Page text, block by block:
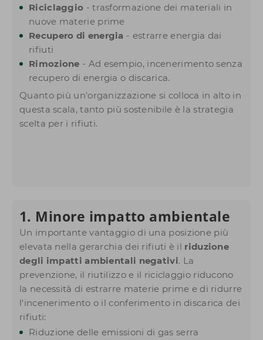
Riciclaggio - trasformazione dei materiali in
nuove materie prime
Recupero di energia - estrarre energia dai
rifiuti
Rimozione - Ad esempio, incenerimento senza
recupero di energia o discarica.
Quanto più un'organizzazione si colloca in alto in
questa scala, tanto più sostenibile è la strategia
scelta per i rifiuti.
1. Minore impatto ambientale
Un importante vantaggio di una posizione più
elevata nella gerarchia dei rifiuti è il riduzione
degli impatti ambientali negativi. La
prevenzione, il riutilizzo e il riciclaggio riducono
la necessità di estrarre materie prime e di ridurre
l'incenerimento o il conferimento in discarica dei
rifiuti:
Riduzione delle emissioni di gas serra